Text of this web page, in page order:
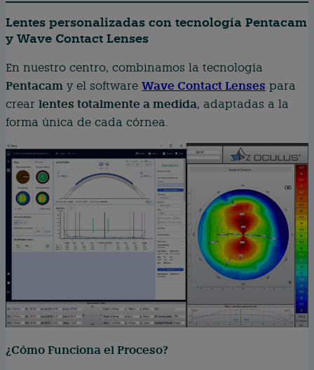
Lentes personalizadas con tecnología Pentacam
y Wave Contact Lenses
En nuestro centro, combinamos la tecnología
Pentacam y el software Wave Contact Lenses para
crear lentes totalmente a medida, adaptadas a la
forma única de cada córnea.
¿Cómo Funciona el Proceso?